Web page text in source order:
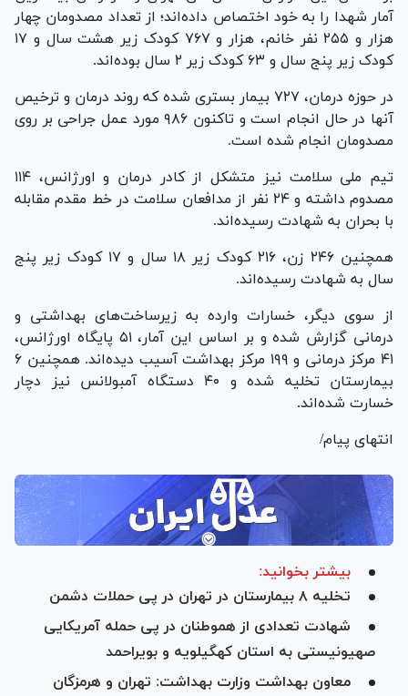
آمار شهدا را به خود اختصاص داده‌اند؛ از تعداد مصدومان چهار
هزار و ۲۵۵ نفر خانم، هزار و ۷۶۷ کودک زیر هشت سال و ۱۷
کودک زیر پنج سال و ۶۳ کودک زیر ۲ سال بوده‌اند.
در حوزه درمان، ۷۲۷ بیمار بستری شده که روند درمان و ترخیص
آنها در حال انجام است و تاکنون ۹۸۶ مورد عمل جراحی بر روی
مصدومان انجام شده است.
تیم ملی سلامت نیز متشکل از کادر درمان و اورژانس، ۱۱۴
مصدوم داشته و ۲۴ نفر از مدافعان سلامت در خط مقدم مقابله
با بحران به شهادت رسیده‌اند.
همچنین ۲۴۶ زن، ۲۱۶ کودک زیر ۱۸ سال و ۱۷ کودک زیر پنج
سال به شهادت رسیده‌اند.
از سوی دیگر، خسارات وارده به زیرساخت‌های بهداشتی و
درمانی گزارش شده و بر اساس این آمار، ۵۱ پایگاه اورژانس،
۴۱ مرکز درمانی و ۱۹۹ مرکز بهداشت آسیب دیده‌اند. همچنین ۶
بیمارستان تخلیه شده و ۴۰ دستگاه آمبولانس نیز دچار
خسارت شده‌اند.
انتهای پیام/
بیشتر بخوانید:
تخلیه ۸ بیمارستان در تهران در پی حملات دشمن
شهادت تعدادی از هموطنان در پی حمله آمریکایی
صهیونیستی به استان کهگیلویه و بویراحمد
معاون بهداشت وزارت بهداشت: تهران و هرمزگان